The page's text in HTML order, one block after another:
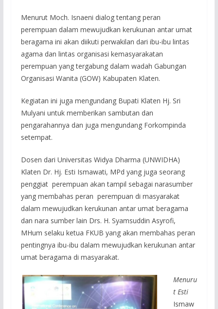
Menurut Moch. Isnaeni dialog tentang peran
perempuan dalam mewujudkan kerukunan antar umat
beragama ini akan diikuti perwakilan dari ibu-ibu lintas
agama dan lintas organisasi kemasyarakatan
perempuan yang tergabung dalam wadah Gabungan
Organisasi Wanita (GOW) Kabupaten Klaten.
Kegiatan ini juga mengundang Bupati Klaten Hj. Sri
Mulyani untuk memberikan sambutan dan
pengarahannya dan juga mengundang Forkompinda
setempat.
Dosen dari Universitas Widya Dharma (UNWIDHA)
Klaten Dr. Hj. Esti Ismawati, MPd yang juga seorang
penggiat perempuan akan tampil sebagai narasumber
yang membahas peran perempuan di masyarakat
dalam mewujudkan kerukunan antar umat beragama
dan nara sumber lain Drs. H. Syamsuddin Asyrofi,
MHum selaku ketua FKUB yang akan membahas peran
pentingnya ibu-ibu dalam mewujudkan kerukunan antar
umat beragama di masyarakat.
Menuru
t Esti
Ismaw